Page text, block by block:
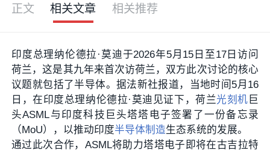
正文 相关文章 相关推荐
印度总理纳伦德拉·莫迪于2026年5月15日至17日访问
荷兰‌，这是其九年来首次访荷兰，双方此次讨论的核心
议题就包括了半导体。据法新社报道，当地时间5月16
日，在印度总理纳伦德拉·莫迪见证下，荷兰光刻机 巨
头ASML与印度科技巨头塔塔电子签署了一份备忘录
（MoU），以推动印度半导体制造生态系统的发展。
通过此次合作，ASML将助力塔塔电子即将在古吉拉特